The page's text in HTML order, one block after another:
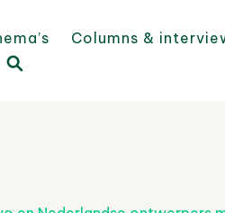
Columns &